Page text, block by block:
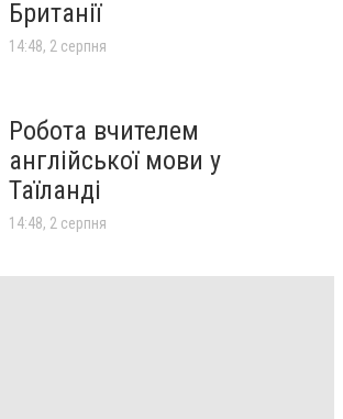
Британії
14:48, 2 серпня
Робота вчителем
англійської мови у
Таїланді
14:48, 2 серпня